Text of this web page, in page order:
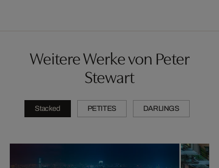
Weitere Werke von Peter
Stewart
Stacked PETITES DARLINGS